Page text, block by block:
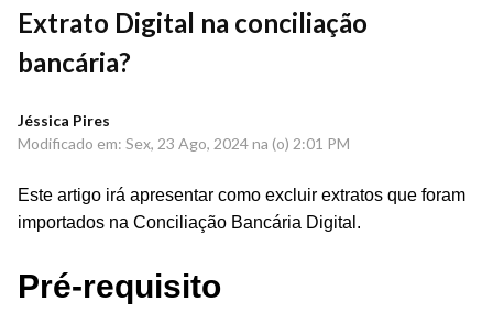
Extrato Digital na conciliação
bancária?
Jéssica Pires
Modificado em: Sex, 23 Ago, 2024 na (o) 2:01 PM
Este artigo irá apresentar como excluir extratos que foram
importados na Conciliação Bancária Digital.
Pré-requisito